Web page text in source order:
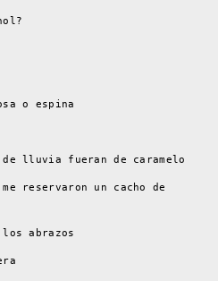
o espina
lluvia fueran de caramelo
reservaron un cacho de
abrazos